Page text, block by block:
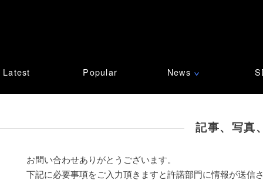
Latest Popular News ∨
記事、写真
お問い合わせありがとうございます。
下記に必要事項をご入力頂きますと許諾部門に情報が送信